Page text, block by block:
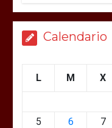
Calendario
L M X
5
6 7